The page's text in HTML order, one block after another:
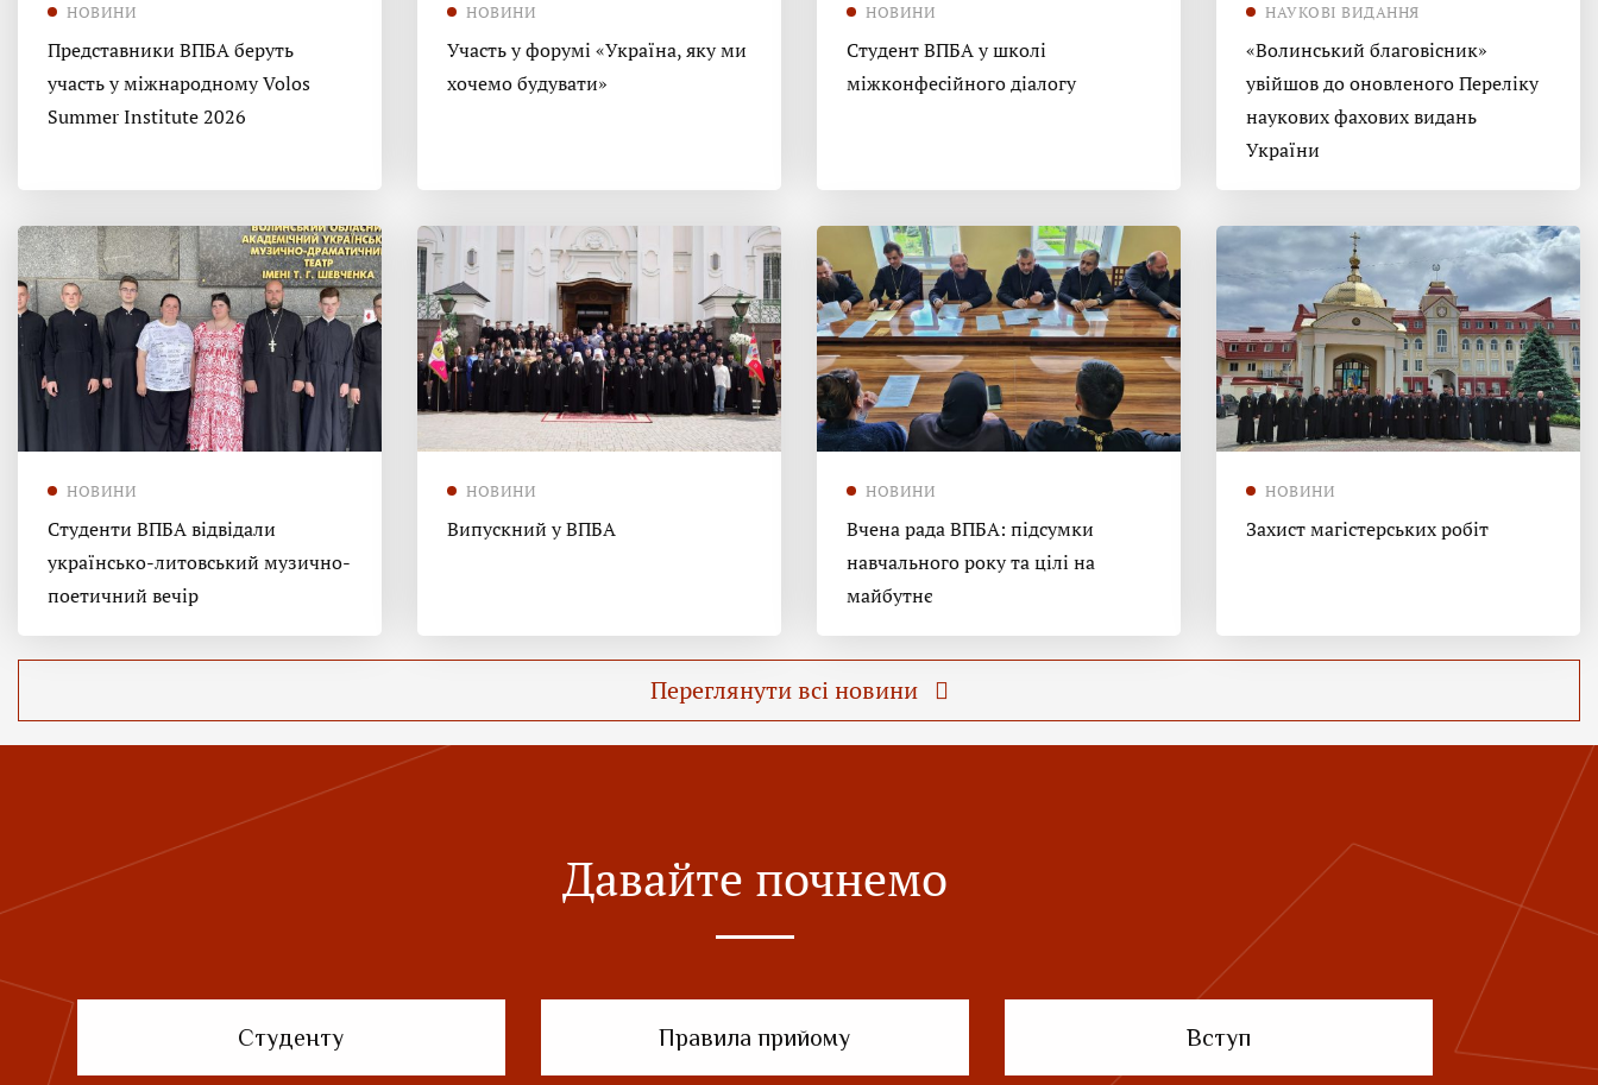
НОВИНИ
Представники ВПБА беруть
участь у міжнародному Volos
Summer Institute 2026
НОВИНИ
Участь у форумі «Україна, яку ми
хочемо будувати»
НОВИНИ
Студент ВПБА у школі
міжконфесійного діалогу
НАУКОВІ ВИДАННЯ
«Волинський благовісник»
увійшов до оновленого Переліку
наукових фахових видань
України
НОВИНИ
Студенти ВПБА відвідали
українсько-литовський музично-
поетичний вечір
НОВИНИ
Випускний у ВПБА
НОВИНИ
Вчена рада ВПБА: підсумки
навчального року та цілі на
майбутнє
НОВИНИ
Захист магістерських робіт
Переглянути всі новини
Давайте почнемо
Студенту Правила прийому Вступ